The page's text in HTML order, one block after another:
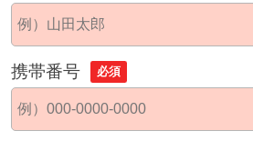
携帯番号 必須